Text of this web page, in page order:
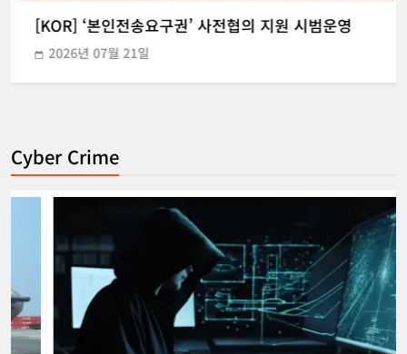
[KOR] ‘본인전송요구권’ 사전협의 지원 시범운영
2026년 07월 21일
Cyber Crime